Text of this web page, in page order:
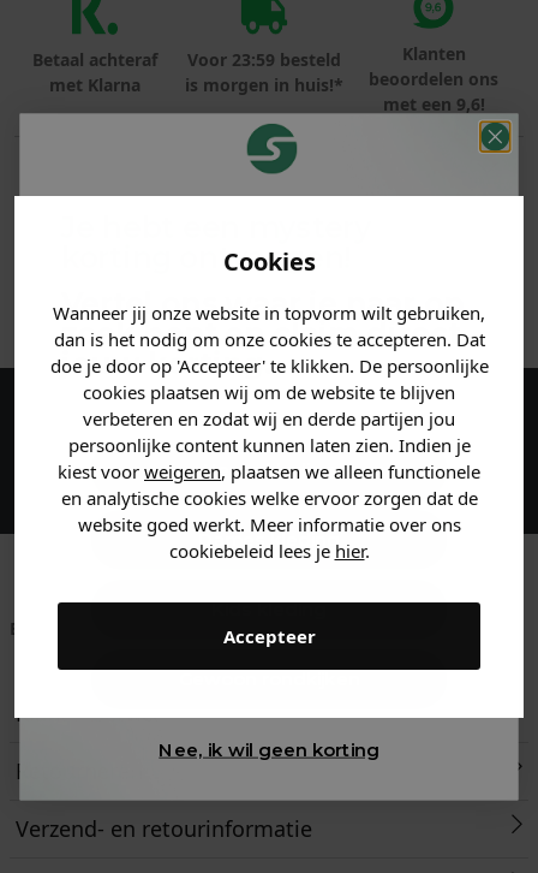
Cookies
Wanneer jij onze website in topvorm wilt gebruiken,
dan is het nodig om onze cookies te accepteren. Dat
doe je door op 'Accepteer' te klikken. De persoonlijke
cookies plaatsen wij om de website te blijven
verbeteren en zodat wij en derde partijen jou
persoonlijke content kunnen laten zien. Indien je
kiest voor weigeren, plaatsen we alleen functionele
en analytische cookies welke ervoor zorgen dat de
website goed werkt. Meer informatie over ons
cookiebeleid lees je hier.
Accepteer
Betaal achteraf
met Klarna
Voor 23:59 besteld
is morgen in huis!*
Klanten
beoordelen ons
met een 9,6!
PRODUCTINFORMATIE
Maak een account aan en ontvang 5%
korting op je eerste bestelling!
Betaal achteraf met
Voor 23:59 besteld
is morgen in huis!*
Klantenservice
Retourneren
Verzend- en retourinformatie
korting ontvangen!
Vertel ons waar je naar op
zoek bent en claim direct
jouwkorting.
Heren kleding
Dames kleding
Kids kleding
Nee, ik wil geen korting